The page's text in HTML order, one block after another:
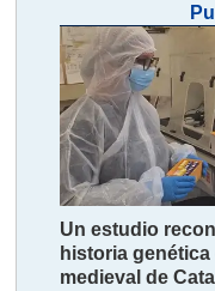
Un estudio
historia
medieval de